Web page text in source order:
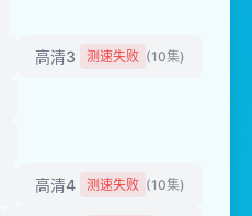
高清3 测速失败 (10集)
高清4 测速失败 (10集)